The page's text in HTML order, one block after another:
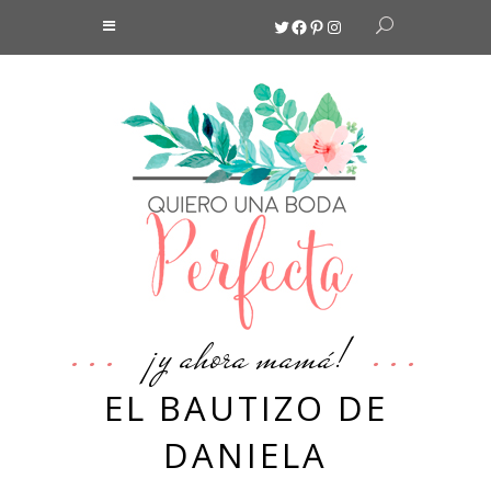
Twitter
Facebook
Pinterest
Instagram
¡y ahora mamá!
EL BAUTIZO DE
DANIELA